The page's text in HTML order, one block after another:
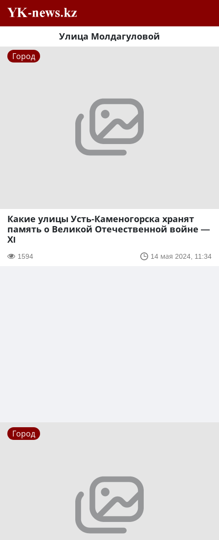
Улица Молдагуловой
Город
Какие улицы Усть-Каменогорска хранят
память о Великой Отечественной войне —
ХI
1594 14 мая 2024, 11:34
Город